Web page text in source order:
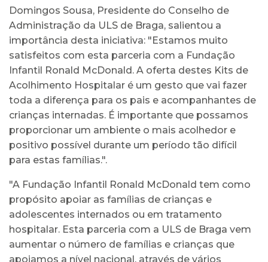
Domingos Sousa, Presidente do Conselho de
Administração da ULS de Braga, salientou a
importância desta iniciativa: "Estamos muito
satisfeitos com esta parceria com a Fundação
Infantil Ronald McDonald. A oferta destes Kits de
Acolhimento Hospitalar é um gesto que vai fazer
toda a diferença para os pais e acompanhantes de
crianças internadas. É importante que possamos
proporcionar um ambiente o mais acolhedor e
positivo possível durante um período tão difícil
para estas famílias.".
"A Fundação Infantil Ronald McDonald tem como
propósito apoiar as famílias de crianças e
adolescentes internados ou em tratamento
hospitalar. Esta parceria com a ULS de Braga vem
aumentar o número de famílias e crianças que
apoiamos a nível nacional, através de vários